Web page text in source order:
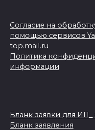
Согласие на
помощью сервисов
top.mail.ru
Политика
информации
Бланк заявки для
Бланк заявления